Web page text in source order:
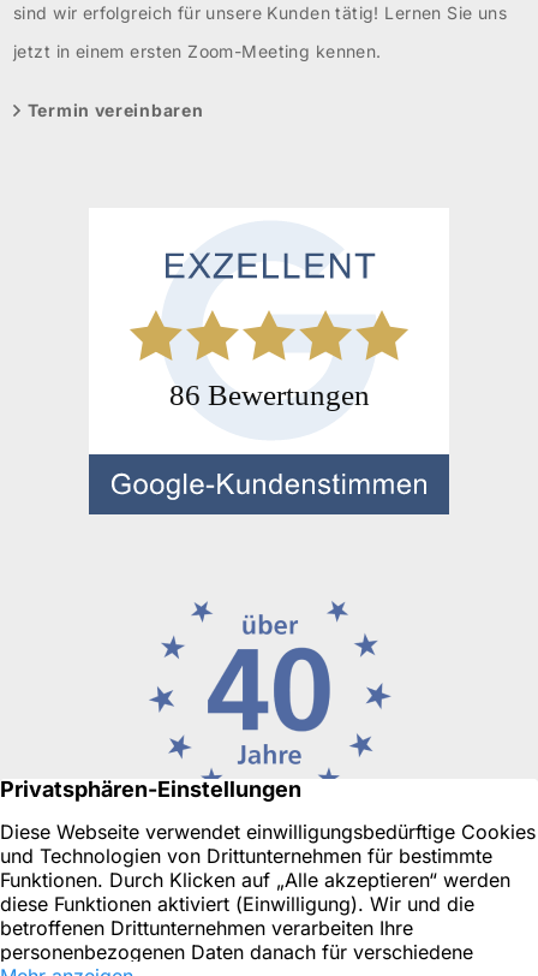
sind wir erfolgreich für unsere Kunden tätig! Lernen Sie uns
jetzt in einem ersten Zoom-Meeting kennen.
Termin vereinbaren
Ihr Immobilienmakler in Düsseldorf oder für Neuss, Ratingen
& Umgebung